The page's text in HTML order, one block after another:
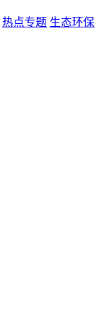
热点专题 生态环保